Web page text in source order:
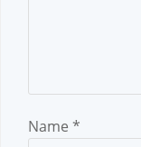
Name *